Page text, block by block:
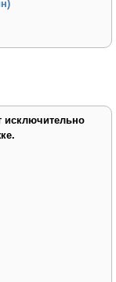
исключительно